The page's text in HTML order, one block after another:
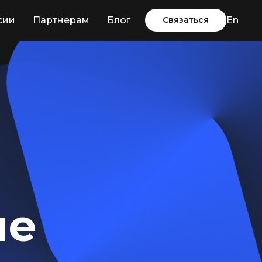
Партнерам Блог Связаться En